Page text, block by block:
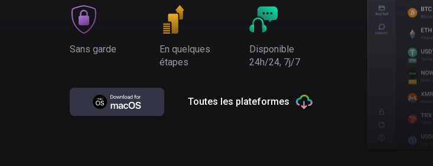
Sans garde
En quelques
étapes
Disponible
24h/24, 7j/7
Toutes les plateformes